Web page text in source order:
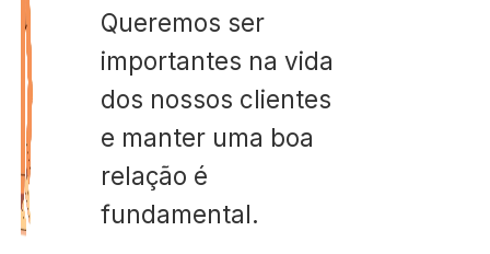
Queremos ser
importantes na vida
dos nossos clientes
e manter uma boa
relação é
fundamental.